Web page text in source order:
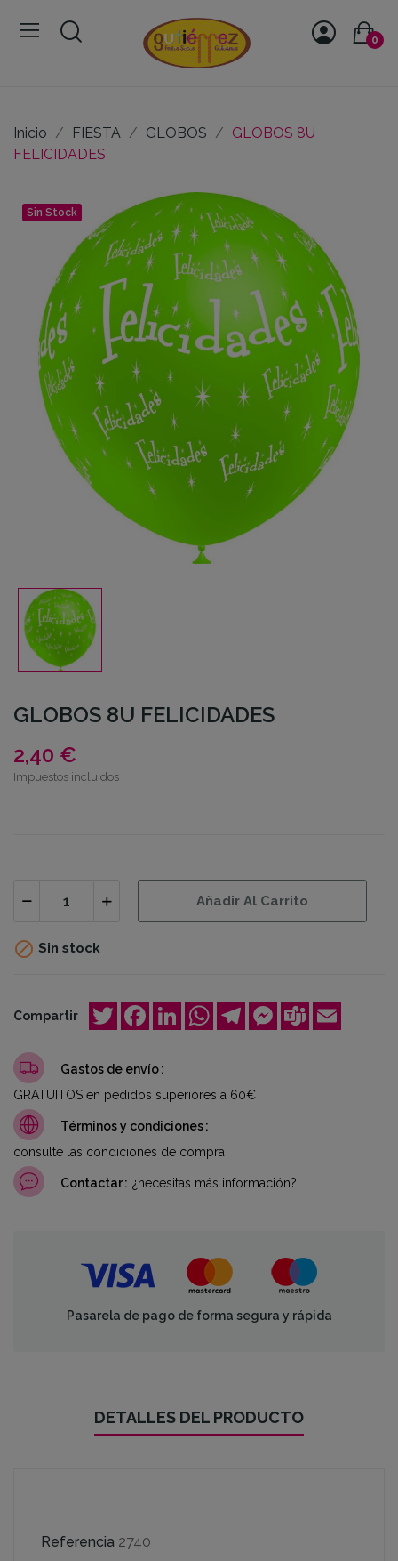
0
Inicio FIESTA GLOBOS
GLOBOS 8U
FELICIDADES
Sin Stock
GLOBOS 8U FELICIDADES
2,40 €
Impuestos incluidos
Añadir Al Carrito
 Sin stock
Compartir TwitterFacebookLinkedInWhatsAppTelegramMessenger
Teams
Gastos de envío
GRATUITOS en pedidos superiores a 60€
Términos y condiciones
consulte las condiciones de compra
Contactar ¿necesitas más información?
Pasarela de pago de forma segura y rápida
DETALLES DEL PRODUCTO
Referencia 2740